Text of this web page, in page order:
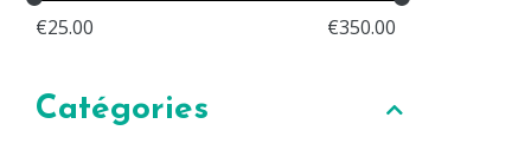
€25.00 €350.00
Catégories